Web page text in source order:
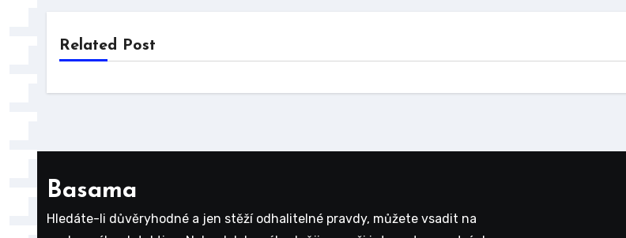
Related Post
Basama
Hledáte-li důvěryhodné a jen stěží odhalitelné pravdy, můžete vsadit na